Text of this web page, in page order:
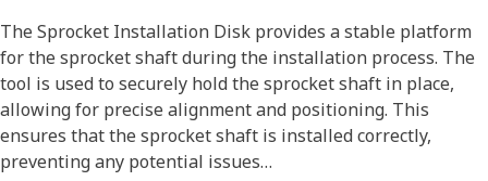
The Sprocket Installation Disk provides a stable platform
for the sprocket shaft during the installation process. The
tool is used to securely hold the sprocket shaft in place,
allowing for precise alignment and positioning. This
ensures that the sprocket shaft is installed correctly,
preventing any potential issues